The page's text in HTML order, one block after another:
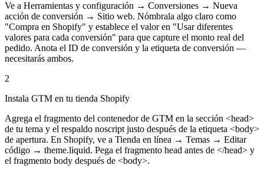
Ve a Herramientas y configuración → Conversiones → Nueva
acción de conversión → Sitio web. Nómbrala algo claro como
"Compra en Shopify" y establece el valor en "Usar diferentes
valores para cada conversión" para que capture el monto real del
pedido. Anota el ID de conversión y la etiqueta de conversión —
necesitarás ambos.
2
Instala GTM en tu tienda Shopify
Agrega el fragmento del contenedor de GTM en la sección <head>
de tu tema y el respaldo noscript justo después de la etiqueta <body>
de apertura. En Shopify, ve a Tienda en línea → Temas → Editar
código → theme.liquid. Pega el fragmento head antes de </head> y
el fragmento body después de <body>.